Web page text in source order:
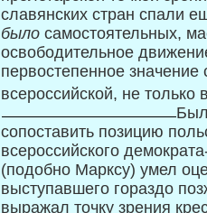
славянских стран спали
было самостоятельных,
освободительное
первостепенное значение
всероссийской, не только
сопоставить позицию
всероссийского
(подобно Марксу) умел
выступавшего гораздо
выражал точку зрения